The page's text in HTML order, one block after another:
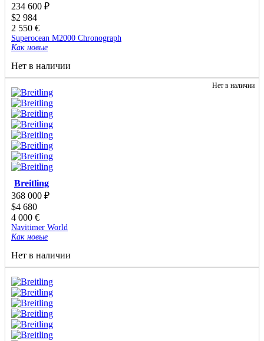
234 600 ₽
$2 984
2 550 €
Superocean M2000 Chronograph
Как новые
Нет в наличии
Нет в наличии
Breitling
368 000 ₽
$4 680
4 000 €
Navitimer World
Как новые
Нет в наличии